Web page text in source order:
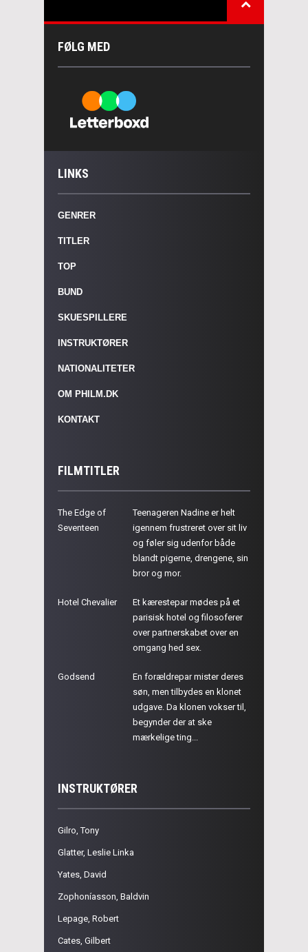
FØLG MED
LINKS
GENRER
TITLER
TOP
BUND
SKUESPILLERE
INSTRUKTØRER
NATIONALITETER
OM PHILM.DK
KONTAKT
FILMTITLER
The Edge of
Seventeen
Teenageren Nadine er helt
igennem frustreret over sit liv
og føler sig udenfor både
blandt pigerne, drengene, sin
bror og mor.
Hotel Chevalier
Et kærestepar mødes på et
parisisk hotel og filosoferer
over partnerskabet over en
omgang hed sex.
Godsend
En forældrepar mister deres
søn, men tilbydes en klonet
udgave. Da klonen vokser til,
begynder der at ske
mærkelige ting...
INSTRUKTØRER
Gilro, Tony
Glatter, Leslie Linka
Yates, David
Zophoníasson, Baldvin
Lepage, Robert
Cates, Gilbert